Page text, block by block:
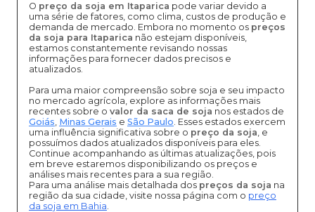
O preço da soja em Itaparica pode variar devido a
uma série de fatores, como clima, custos de produção e
demanda de mercado. Embora no momento os preços
da soja para Itaparica não estejam disponíveis,
estamos constantemente revisando nossas
informações para fornecer dados precisos e
atualizados.
Para uma maior compreensão sobre soja e seu impacto
no mercado agrícola, explore as informações mais
recentes sobre o valor da saca de soja nos estados de
Goiás, Minas Gerais e São Paulo. Esses estados exercem
uma influência significativa sobre o preço da soja, e
possuímos dados atualizados disponíveis para eles.
Continue acompanhando as últimas atualizações, pois
em breve estaremos disponibilizando os preços e
análises mais recentes para a sua região.
Para uma análise mais detalhada dos preços da soja na
região da sua cidade, visite nossa página com o preço
da soja em Bahia.